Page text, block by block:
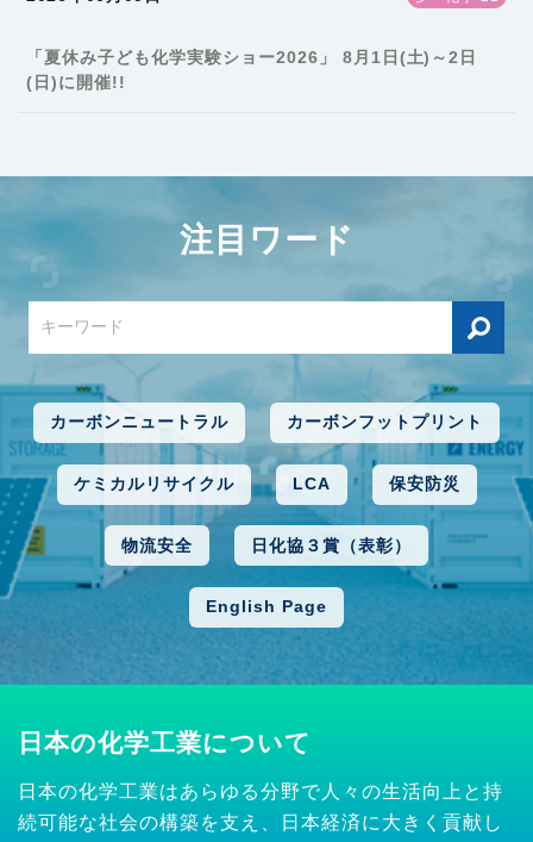
「夏休み子ども化学実験ショー2026」 8月1日(土)～2日
(日)に開催!!
注目ワード
カーボンニュートラル カーボンフットプリント
ケミカルリサイクル LCA 保安防災
物流安全 日化協３賞（表彰）
English Page
日本の化学工業について
日本の化学工業はあらゆる分野で人々の生活向上と持
続可能な社会の構築を支え、日本経済に大きく貢献し